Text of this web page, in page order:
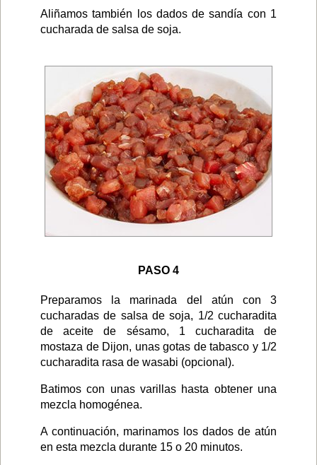
Aliñamos también los dados de sandía con 1
cucharada de salsa de soja.
PASO 4
Preparamos la marinada del atún con 3
cucharadas de salsa de soja, 1/2 cucharadita
de aceite de sésamo, 1 cucharadita de
mostaza de Dijon, unas gotas de tabasco y 1/2
cucharadita rasa de wasabi (opcional).
Batimos con unas varillas hasta obtener una
mezcla homogénea.
A continuación, marinamos los dados de atún
en esta mezcla durante 15 o 20 minutos.